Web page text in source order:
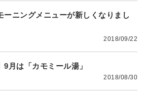
ーニングメニューが新しくなりまし
2018/09/22
9月は「カモミール湯」
2018/08/30